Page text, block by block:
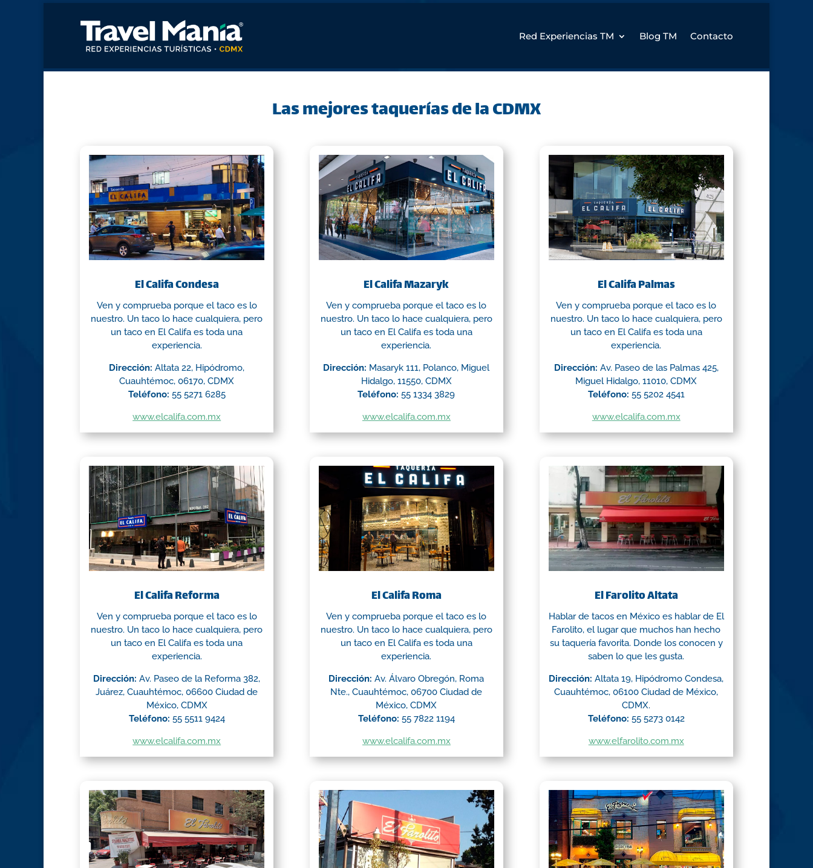
Red Experiencias TM Blog TM Contacto
Las mejores taquerías de la CDMX
El Califa Condesa
Ven y comprueba porque el taco es lo
nuestro. Un taco lo hace cualquiera, pero
un taco en El Califa es toda una
experiencia.
Dirección: Altata 22, Hipódromo,
Cuauhtémoc, 06170, CDMX
Teléfono: 55 5271 6285
www.elcalifa.com.mx
El Califa Mazaryk
Ven y comprueba porque el taco es lo
nuestro. Un taco lo hace cualquiera, pero
un taco en El Califa es toda una
experiencia.
Dirección: Masaryk 111, Polanco, Miguel
Hidalgo, 11550, CDMX
Teléfono: 55 1334 3829
www.elcalifa.com.mx
El Califa Palmas
Ven y comprueba porque el taco es lo
nuestro. Un taco lo hace cualquiera, pero
un taco en El Califa es toda una
experiencia.
Dirección: Av. Paseo de las Palmas 425,
Miguel Hidalgo, 11010, CDMX
Teléfono: 55 5202 4541
www.elcalifa.com.mx
El Califa Reforma
Ven y comprueba porque el taco es lo
nuestro. Un taco lo hace cualquiera, pero
un taco en El Califa es toda una
experiencia.
Dirección: Av. Paseo de la Reforma 382,
Juárez, Cuauhtémoc, 06600 Ciudad de
México, CDMX
Teléfono: 55 5511 9424
www.elcalifa.com.mx
El Califa Roma
Ven y comprueba porque el taco es lo
nuestro. Un taco lo hace cualquiera, pero
un taco en El Califa es toda una
experiencia.
Dirección: Av. Álvaro Obregón, Roma
Nte., Cuauhtémoc, 06700 Ciudad de
México, CDMX
Teléfono: 55 7822 1194
www.elcalifa.com.mx
El Farolito Altata
Hablar de tacos en México es hablar de El
Farolito, el lugar que muchos han hecho
su taquería favorita. Donde los conocen y
saben lo que les gusta.
Dirección: Altata 19, Hipódromo Condesa,
Cuauhtémoc, 06100 Ciudad de México,
CDMX.
Teléfono: 55 5273 0142
www.elfarolito.com.mx